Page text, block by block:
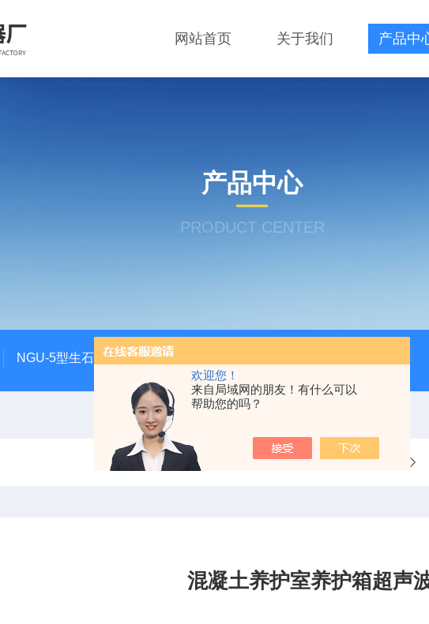
欢迎您！
来自局域网的朋友！有什么可以
帮助您的吗？
网站首页 关于我们 产品中
产品中心
PRODUCT CENTER
NGU-5型生石灰消化器（保温带盖消化器） *GB/T 50080-2016标准
当前位置：首页 产品中心
混凝土养护室养护箱超声